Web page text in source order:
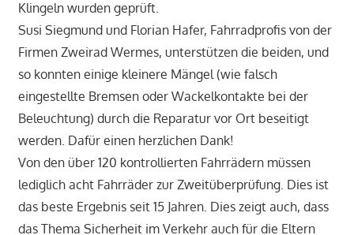
Klingeln wurden geprüft.
Susi Siegmund und Florian Hafer, Fahrradprofis von der
Firmen Zweirad Wermes, unterstützen die beiden, und
so konnten einige kleinere Mängel (wie falsch
eingestellte Bremsen oder Wackelkontakte bei der
Beleuchtung) durch die Reparatur vor Ort beseitigt
werden. Dafür einen herzlichen Dank!
Von den über 120 kontrollierten Fahrrädern müssen
lediglich acht Fahrräder zur Zweitüberprüfung. Dies ist
das beste Ergebnis seit 15 Jahren. Dies zeigt auch, dass
das Thema Sicherheit im Verkehr auch für die Eltern